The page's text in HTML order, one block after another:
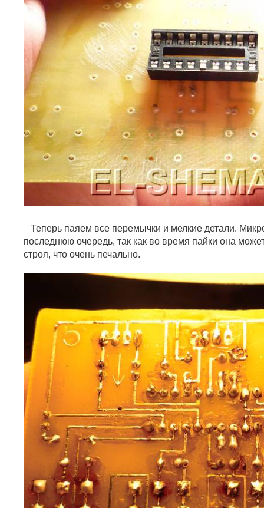
Теперь паяем все перемычки и мелкие детали.
последнюю очередь, так как во время пайки она
строя, что очень печально.